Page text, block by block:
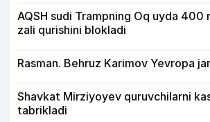
AQSH sudi Trampning Oq uyda 400
zali qurishini blokladi
Rasman. Behruz Karimov Yevropa
Shavkat Mirziyoyev quruvchilarni
tabrikladi